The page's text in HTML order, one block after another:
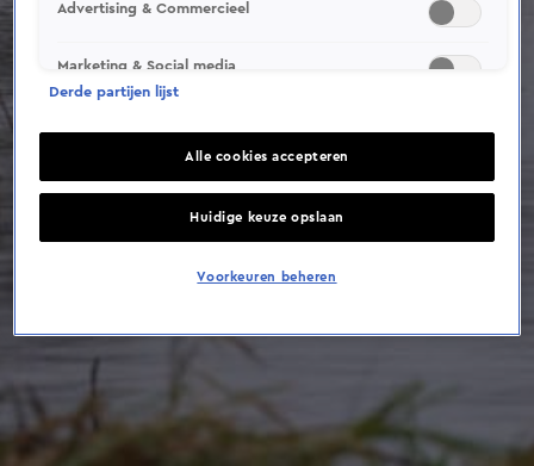
Advertising & Commercieel
Marketing & Social media
Derde partijen lijst
Alle cookies accepteren
Huidige keuze opslaan
Voorkeuren beheren